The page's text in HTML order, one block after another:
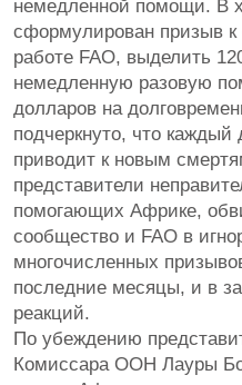
немедленной помощи. В
сформулирован призыв
работе FAO, выделить
немедленную разовую
долларов на
подчеркнуто, что
приводит к новым
представители
помогающих Африке,
сообщество и FAO в
многочисленных
последние месяцы, и в
реакций.
По убеждению
Комиссара ООН Лауры